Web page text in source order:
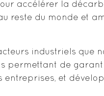
accélérer la
reste du monde et
industriels que
permettant de
et